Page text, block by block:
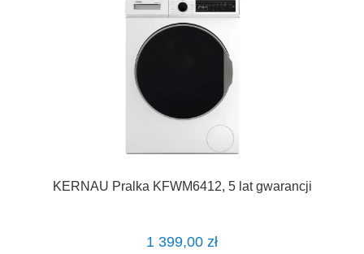
KERNAU Pralka KFWM6412, 5 lat gwarancji
1 399,00 zł